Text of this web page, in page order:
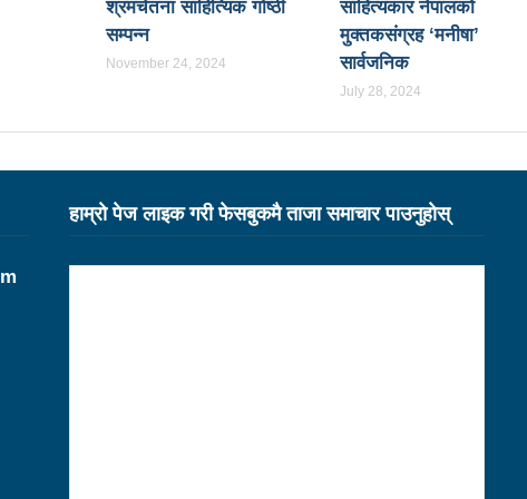
दृष्टिले धनी छः मन्त्री तामाङ
पत्रकारिता झारा टार्ने हुनुहुँदैन,
र तामाङ सरकारी कामकाजी भाषा लागु
राजनीतिक अधिकारबिना प्रेस
बढाउन आवश्यक नीति, कानुन बनाउने काम भइरहेको छः मन्त्री शर्मा
सञ्चालक सदस्यमा नियुक्त
सहकार्य गरी नीतिगत सुधार गर्ने छौँ: मन्त्री तामाङ
श्रमचेतना साहित्यिक गोष्ठी
सम्पन्न
November 24, 2024
साहित्यकार नेपालको
मुक्तकसंग्रह ‘मनीषा’
सार्वजनिक
July 28, 2024
हाम्राे पेज लाइक गरी फेसबुकमै ताजा समाचार पाउनुहाेस्